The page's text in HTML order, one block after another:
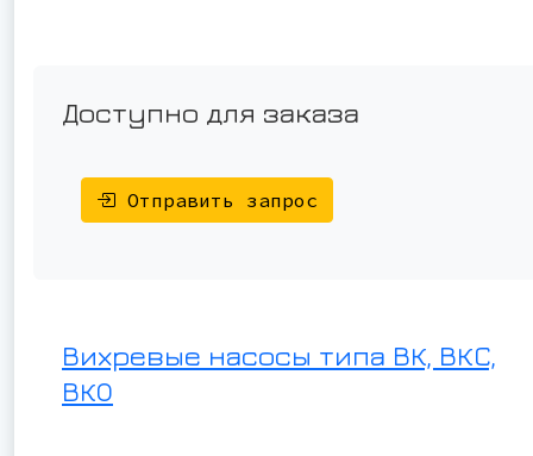
Доступно для заказа
Отправить запрос
Вихревые насосы типа ВК, ВКС,
ВКО